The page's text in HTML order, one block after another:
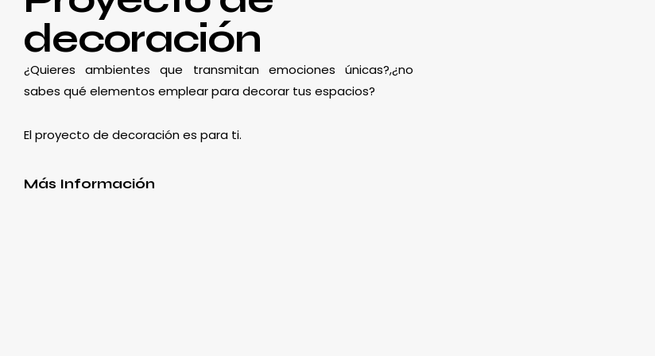
decoración
¿Quieres ambientes que transmitan emociones únicas?,¿no
sabes qué elementos emplear para decorar tus espacios?
El proyecto de decoración es para ti.
Más Información